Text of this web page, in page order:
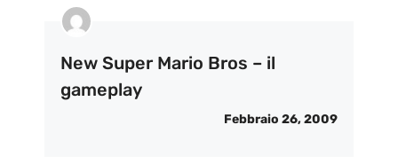
New Super Mario Bros – il
gameplay
Febbraio 26, 2009